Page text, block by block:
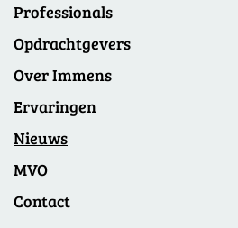
Professionals
Opdrachtgevers
Over Immens
Ervaringen
Nieuws
MVO
Contact